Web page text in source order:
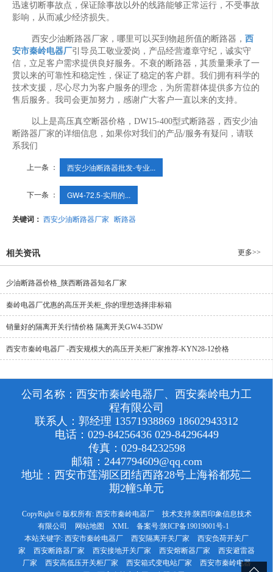
迅速切断事故点，保证除事故以外的线路能够正常运行，不受事故
影响，从而减少经济损失。
西安少油断路器厂家，哪里可以买到物超所值的断路器， 西
安市秦岭电器厂引导员工敬业爱岗，产品经营遵章守纪，诚实守
信，立足客户需求提供良好服务。不衰的断路器，其质量秉承了一
贯以来的可靠性和稳定性，保证了稳定的客户群。我们拥有科学的
技术支援，尽心尽力为客户服务的理念，为所需群体提供多方位的
售后服务。我司会更加努力，感谢广大客户一直以来的支持。
以上是高压真空断器价格，DW15-400型式断路器，西安少油
断路器厂家的详细信息，如果你对我们的产品/服务有疑问，请联
系我们
上一条 ： 西安少油断路器批发-专业...
下一条 ： GW4-72.5-实用的...
关键词： 西安少油断路器厂家 断路器
相关资讯 更多>>
少油断路器价格_陕西断路器知名厂家
秦岭电器厂优惠的高压开关柜_你的理想选择|非标箱
销量好的隔离开关行情价格 隔离开关GW4-35DW
西安市秦岭电器厂 -西安规模大的高压开关柜厂家推荐-KYN28-12价格
公司名称：西安市秦岭电器厂、西安秦岭电力工
程有限公司
联系人：郭经理 13571938869 18602943312
电话：029-84256436 029-84296449
传真：029-84232598
邮箱：2447794609@qq.com
地址：西安市莲湖区团结西路28号上海裕都苑二
期2幢5单元
CopyRight © 版权所有: 西安市秦岭电器厂 技术支持:陕西印象信息技术
有限公司
网站地图 XML 备案号:陕ICP备19019001号-1
本站关键字: 西安市秦岭电器厂 西安隔离开关厂家
西安负荷开关厂
家
西安断路器厂家 西安接地开关厂家 西安熔断器厂家
西安避雷器
厂家
西安高低压开关柜厂家 西安箱式变电站厂家
西安市秦岭电器